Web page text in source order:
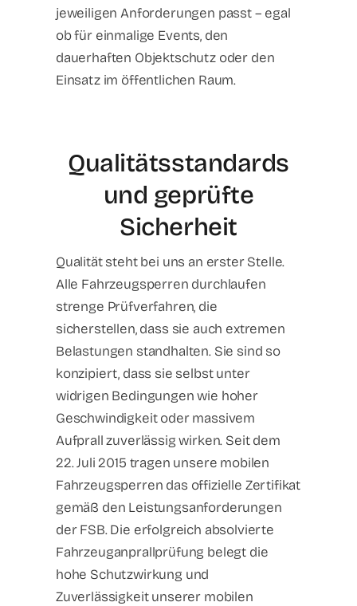
jeweiligen Anforderungen passt – egal
ob für einmalige Events, den
dauerhaften Objektschutz oder den
Einsatz im öffentlichen Raum.
Qualitätsstandards
und geprüfte
Sicherheit
Qualität steht bei uns an erster Stelle.
Alle Fahrzeugsperren durchlaufen
strenge Prüfverfahren, die
sicherstellen, dass sie auch extremen
Belastungen standhalten. Sie sind so
konzipiert, dass sie selbst unter
widrigen Bedingungen wie hoher
Geschwindigkeit oder massivem
Aufprall zuverlässig wirken. Seit dem
22. Juli 2015 tragen unsere mobilen
Fahrzeugsperren das offizielle Zertifikat
gemäß den Leistungsanforderungen
der FSB. Die erfolgreich absolvierte
Fahrzeuganprallprüfung belegt die
hohe Schutzwirkung und
Zuverlässigkeit unserer mobilen